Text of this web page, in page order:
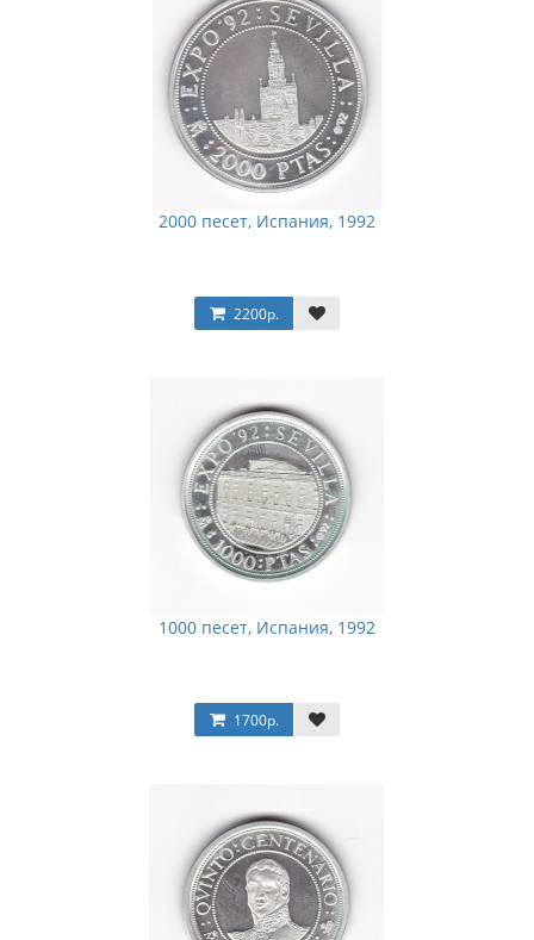
2000 песет, Испания, 1992
2200р.
1000 песет, Испания, 1992
1700р.